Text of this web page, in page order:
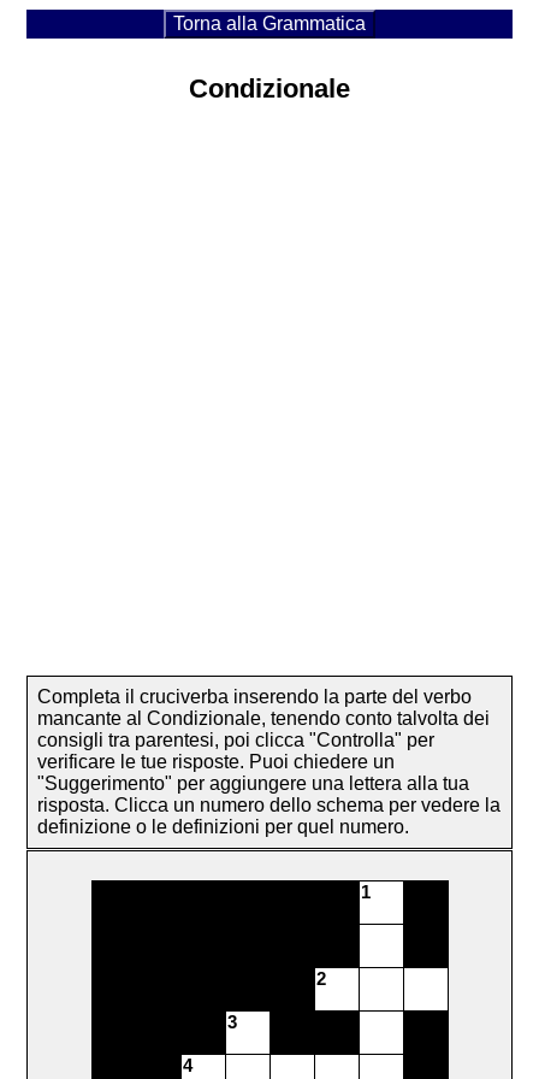
Torna alla Grammatica
Condizionale
Completa il cruciverba inserendo la parte del verbo
mancante al Condizionale, tenendo conto talvolta dei
consigli tra parentesi, poi clicca "Controlla" per
verificare le tue risposte. Puoi chiedere un
"Suggerimento" per aggiungere una lettera alla tua
risposta. Clicca un numero dello schema per vedere la
definizione o le definizioni per quel numero.
1
2
3
4